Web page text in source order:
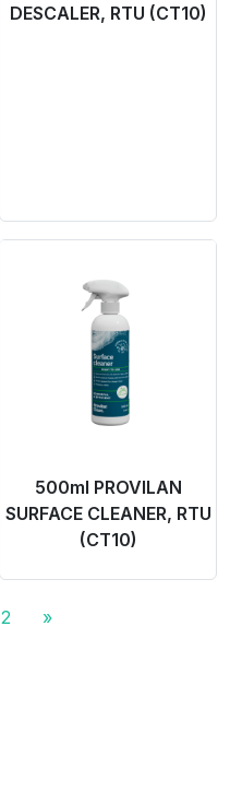
DESCALER, RTU (CT10)
Product Link
500ml PROVILAN
SURFACE CLEANER, RTU
(CT10)
2 »